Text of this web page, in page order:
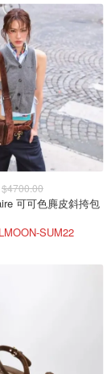
$4700.00
可可色麂皮斜挎包
SUM22